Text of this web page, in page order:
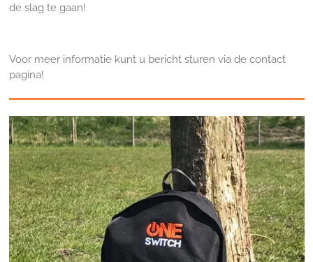
de slag te gaan!
Voor meer informatie kunt u bericht sturen via de contact
pagina!